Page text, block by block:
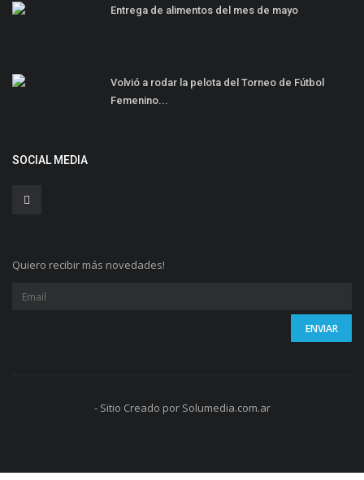
Entrega de alimentos del mes de mayo
Volvió a rodar la pelota del Torneo de Fútbol
Femenino...
SOCIAL MEDIA
Quiero recibir más novedades!
- Sitio Creado por Solumedia.com.ar